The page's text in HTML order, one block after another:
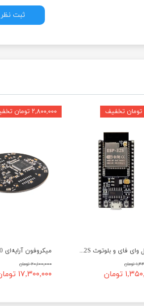
ثبت نظر
۲۰,۱۰۰,۰۰۰ تومان
۱۷,۳۰۰,۰۰۰ تومان
۲,۸۰۰,۰۰۰ تومان تخفیف
ماژول وای فای و بلوتوث ESP32S (38 پین)
تومان